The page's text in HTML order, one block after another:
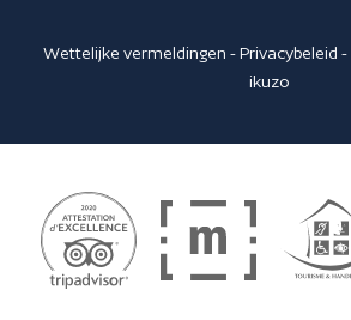
Wettelijke vermeldingen -Privacybeleid -
ikuzo